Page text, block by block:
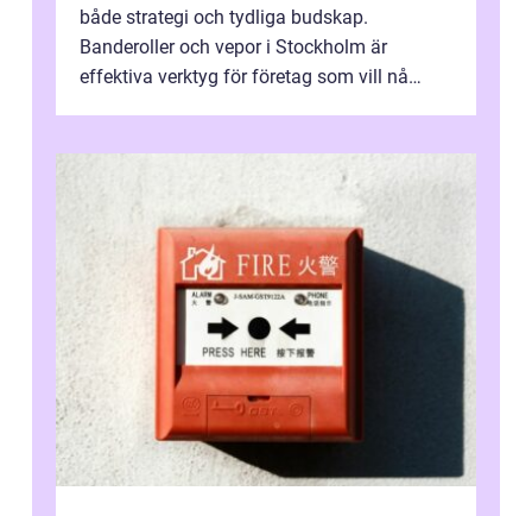
både strategi och tydliga budskap.
Banderoller och vepor i Stockholm är
effektiva verktyg för företag som vill nå